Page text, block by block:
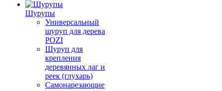
Шурупы
Универсальный
шуруп для дерева
POZI
Шуруп для
крепления
деревянных лаг и
реек (глухарь)
Самонарезающие